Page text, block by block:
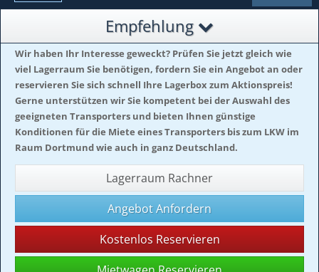
Empfehlung
Wir haben Ihr Interesse geweckt? Prüfen Sie jetzt gleich wie
viel Lagerraum Sie benötigen, fordern Sie ein Angebot an oder
reservieren Sie sich schnell Ihre Lagerbox zum Aktionspreis!
Gerne unterstützen wir Sie kompetent bei der Auswahl des
geeigneten Transporters und bieten Ihnen günstige
Konditionen für die Miete eines Transporters bis zum LKW im
Raum Dortmund wie auch in ganz Deutschland.
Lagerraum Rachner
Angebot Anfordern
Kostenlos Reservieren